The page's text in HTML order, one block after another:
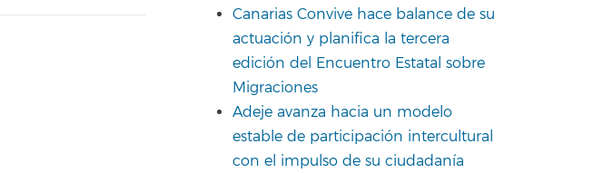
Canarias Convive hace balance de su
actuación y planifica la tercera
edición del Encuentro Estatal sobre
Migraciones
Adeje avanza hacia un modelo
estable de participación intercultural
con el impulso de su ciudadanía